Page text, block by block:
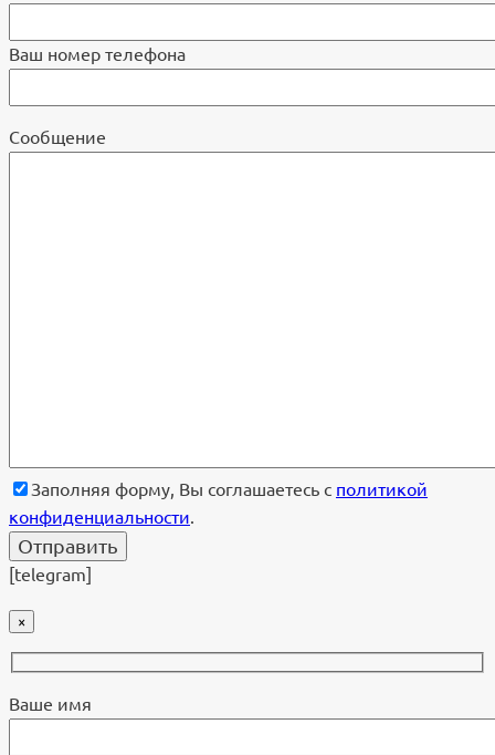
Ваш номер телефона
Cообщение
Заполняя форму, Вы соглашаетесь с политикой
конфиденциальности
[telegram]
×
Ваше имя